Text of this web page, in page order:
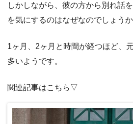
しかしながら、彼の方から別れ話
を気にするのはなぜなのでしょうか
1ヶ月、2ヶ月と時間が経つほど、
多いようです。
関連記事はこちら▽